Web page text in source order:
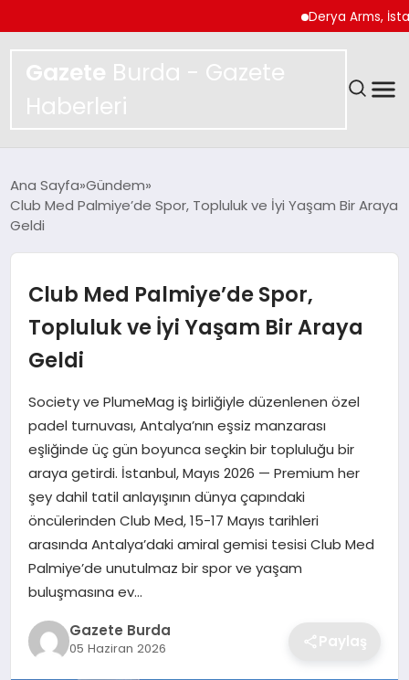
Derya Arms, İstanbul
Gazete Burda - Gazete
Haberleri
SPOR
EKONOMI
TEKNOLOJI
SAĞLIK
EĞITIM
DÜNYA
SIYASET
Ana Sayfa Gündem
Club Med Palmiye’de Spor, Topluluk ve İyi Yaşam Bir Araya
Geldi
Club Med Palmiye’de Spor,
Topluluk ve İyi Yaşam Bir Araya
Geldi
Society ve PlumeMag iş birliğiyle düzenlenen özel
padel turnuvası, Antalya’nın eşsiz manzarası
eşliğinde üç gün boyunca seçkin bir topluluğu bir
araya getirdi. İstanbul, Mayıs 2026 — Premium her
şey dahil tatil anlayışının dünya çapındaki
öncülerinden Club Med, 15-17 Mayıs tarihleri
arasında Antalya’daki amiral gemisi tesisi Club Med
Palmiye’de unutulmaz bir spor ve yaşam
buluşmasına ev…
Gazete Burda
05 Haziran 2026 Paylaş